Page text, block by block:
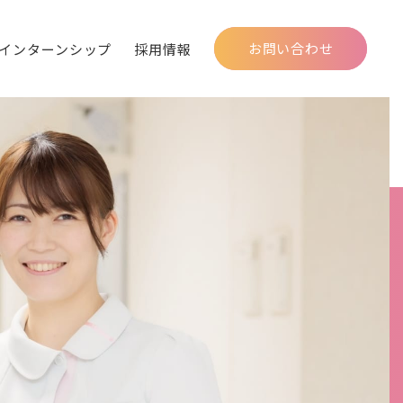
ンターンシップ 採用情報 お問い合わせ